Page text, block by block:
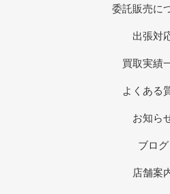
委託販売に
出張対
買取実績
よくある
お知ら
ブログ
店舗案